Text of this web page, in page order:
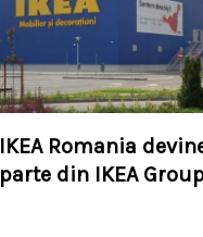
IKEA Romania
parte din IKEA